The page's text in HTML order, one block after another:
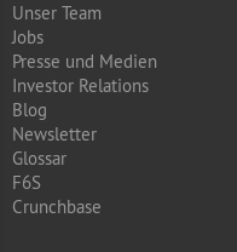
Unser Team
Jobs
Presse und Medien
Investor Relations
Blog
Newsletter
Glossar
F6S
Crunchbase